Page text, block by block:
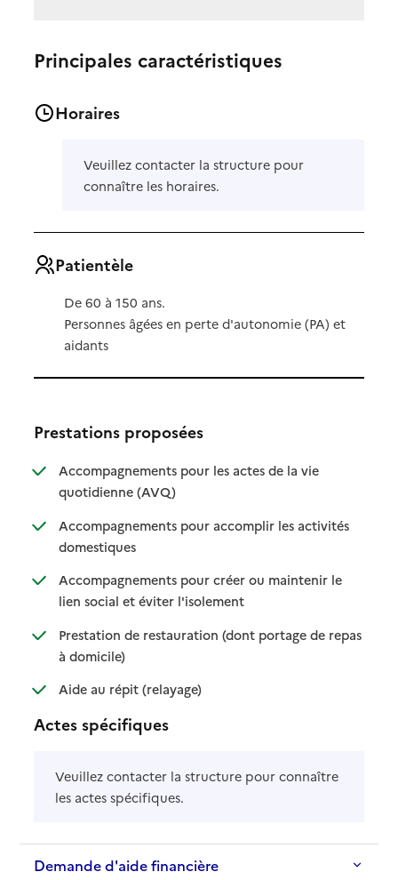
Principales caractéristiques
Horaires
Veuillez contacter la structure pour
connaître les horaires.
Patientèle
De 60 à 150 ans.
Personnes âgées en perte d'autonomie (PA) et
aidants
Prestations proposées
Accompagnements pour les actes de la vie
quotidienne (AVQ): disponible
: non disponible
Accompagnements pour accomplir les activités
domestiques: disponible
: non disponible
Accompagnements pour créer ou maintenir le
lien social et éviter l'isolement: disponible
: non disponible
Prestation de restauration (dont portage de repas
à domicile): disponible
: non disponible
Aide au répit (relayage): disponible
: non disponible
Actes spécifiques
Veuillez contacter la structure pour connaître
les actes spécifiques.
Demande d'aide financière